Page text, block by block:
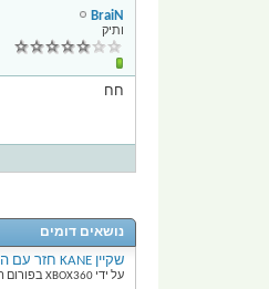
BraiN
ותיק
חח
נושאים דומים
שקיין KANE חזר עם המסכה חשבתי שהוא יחזור להיות שוב המפלצת כמו פעם אבל כניראה שטעיתי
על ידי XBOX360 בפורום האבקות